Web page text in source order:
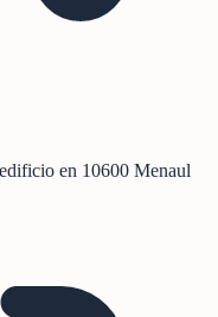
en 10600 Menaul